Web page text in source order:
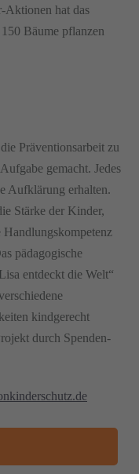
Aktionen hat das
Bäume pflanzen
Präventionsarbeit zu
gemacht. Jedes
Aufklärung erhalten.
Stärke der Kinder,
pädagogische
entdeckt die Welt“
kindgerecht
durch Spenden-
mobiles